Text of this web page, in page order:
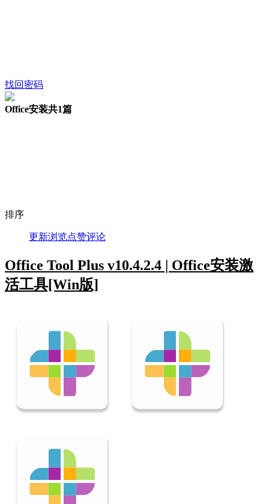
找回密码
Office安装共1篇
排序
更新浏览点赞评论
Office Tool Plus v10.4.2.4 | Office安装激
活工具[Win版]